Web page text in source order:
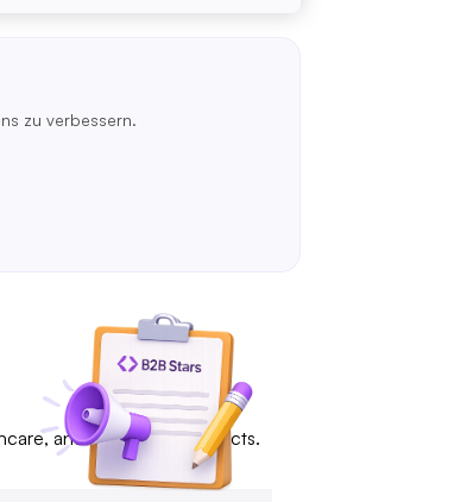
zu verbessern.
and community projects.